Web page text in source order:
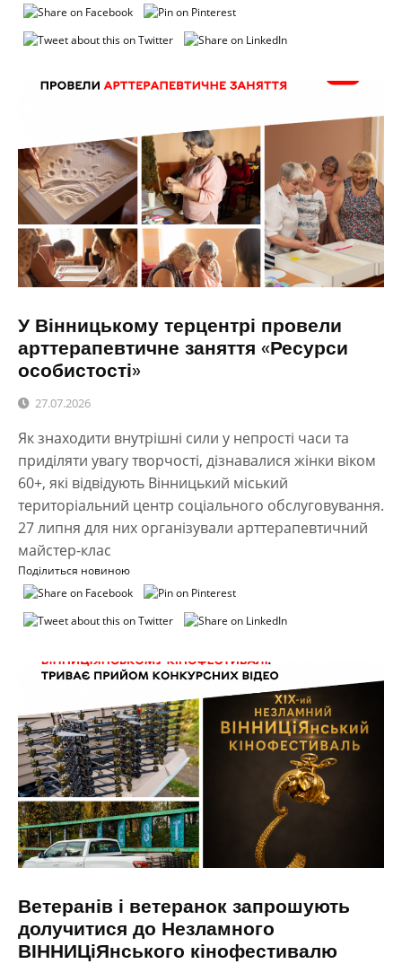
У Вінницькому терцентрі провели
арттерапевтичне заняття «Ресурси
особистості»
27.07.2026
Як знаходити внутрішні сили у непрості часи та
приділяти увагу творчості, дізнавалися жінки віком
60+, які відвідують Вінницький міський
територіальний центр соціального обслуговування.
27 липня для них організували арттерапевтичний
майстер-клас
Поділиться новиною
Ветеранів і ветеранок запрошують
долучитися до Незламного
ВІННИЦіЯнського кінофестивалю